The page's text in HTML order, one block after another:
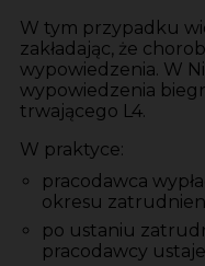
W tym przypadku
zakładając, że
wypowiedzenia. W
wypowiedzenia
trwającego L4.
W praktyce:
pracodawca
okresu
po ustaniu
pracodawcy